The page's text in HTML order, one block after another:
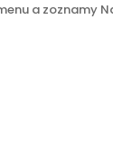
a zoznamy